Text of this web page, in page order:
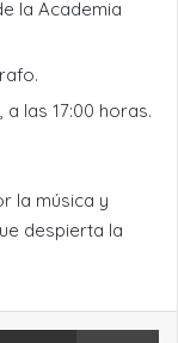
la Academia
a las 17:00 horas.
la música y
despierta la
Compartir por Email